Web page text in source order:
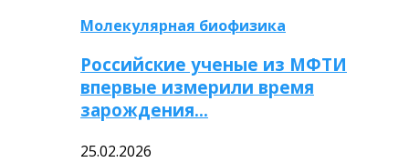
Молекулярная биофизика
Российские ученые из МФТИ
впервые измерили время
зарождения…
25.02.2026